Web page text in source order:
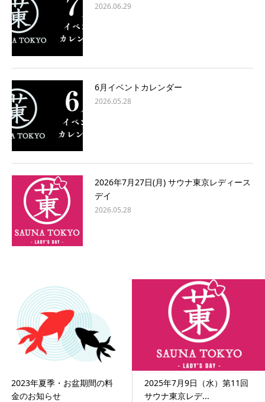
2026.06.29
6月イベントカレンダー
2026.05.28
2026年7月27日(月) サウナ東京レディース
デイ
2026.05.28
2023年夏季・お盆期間の料
金のお知らせ
2025年7月9日（水）第11回
サウナ東京レデ...